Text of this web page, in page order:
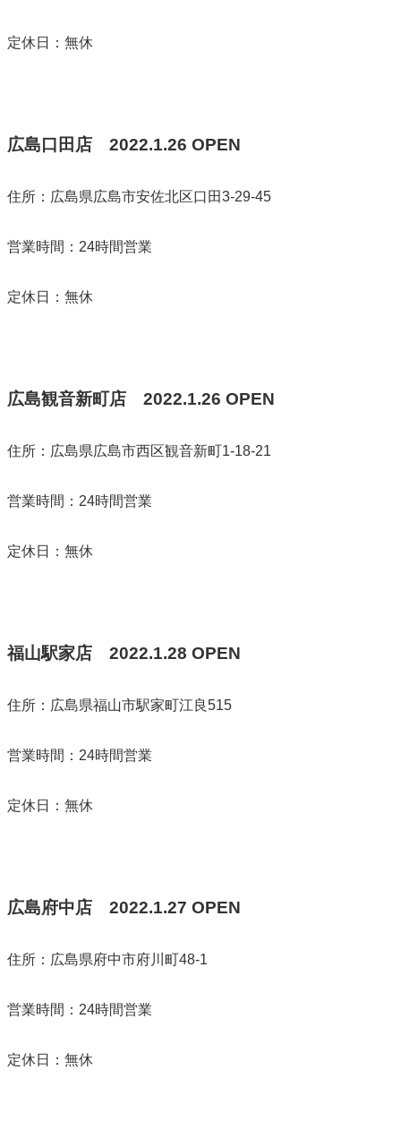
定休日：無休
広島口田店 2022.1.26 OPEN
住所：広島県広島市安佐北区口田3-29-45
営業時間：24時間営業
定休日：無休
広島観音新町店 2022.1.26 OPEN
住所：広島県広島市西区観音新町1-18-21
営業時間：24時間営業
定休日：無休
福山駅家店 2022.1.28 OPEN
住所：広島県福山市駅家町江良515
営業時間：24時間営業
定休日：無休
広島府中店 2022.1.27 OPEN
住所：広島県府中市府川町48-1
営業時間：24時間営業
定休日：無休